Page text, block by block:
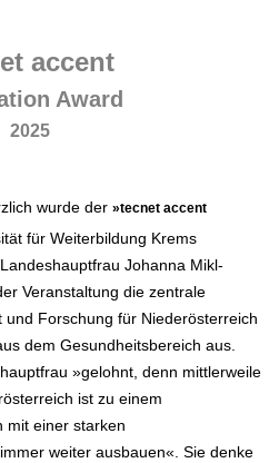
accent
Award
2025
wurde der »tecnet accent
für Weiterbildung Krems
Johanna Mikl-
Veranstaltung die zentrale
und Forschung für Niederösterreich
dem Gesundheitsbereich aus.
»gelohnt, denn mittlerweile
ist zu einem
mit einer starken
weiter ausbauen«. Sie denke